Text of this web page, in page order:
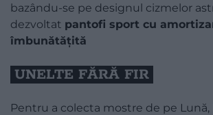
bazându-se pe designul cizmelor
dezvoltat pantofi sport cu
îmbunătățită
UNELTE FĂRĂ FIR
Pentru a colecta mostre de pe Lună,